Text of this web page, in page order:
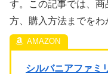
す。この記事では、
方、購入方法までをわ
シルバニアファミ